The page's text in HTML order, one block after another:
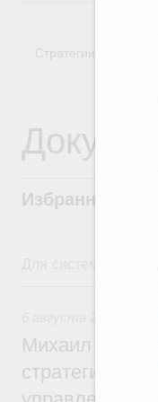
Стратегии
Избранные
Для системного
Михаил